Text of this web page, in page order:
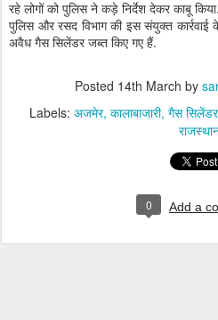
रहे लोगों को पुलिस ने कड़े निर्देश देकर काबू किया.
पुलिस और रसद विभाग की इस संयुक्त
अवैध गैस सिलेंडर जब्त किए गए हैं.
Posted 14th March by
Labels: अजमेर कालाबाजारी गैस सिलेंडर
0 Add a